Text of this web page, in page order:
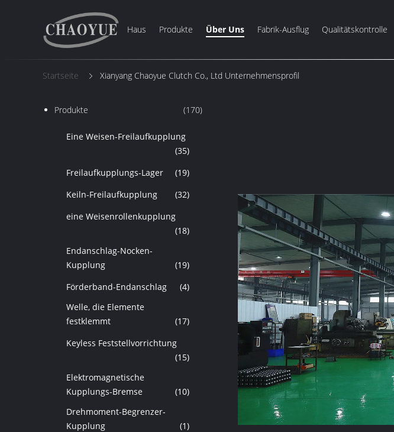
Haus Produkte Über Uns Fabrik-Ausflug Qualitätskontrolle
Startseite Xianyang Chaoyue Clutch Co., Ltd Unternehmensprofil
Produkte (170)
Eine Weisen-Freilaufkupplung
(35)
Freilaufkupplungs-Lager
(19)
Keiln-Freilaufkupplung
(32)
eine Weisenrollenkupplung
(18)
Endanschlag-Nocken-
Kupplung
(19)
Förderband-Endanschlag
(4)
Welle, die Elemente
festklemmt
(17)
Keyless Feststellvorrichtung
(15)
Elektromagnetische
Kupplungs-Bremse
(10)
Drehmoment-Begrenzer-
Kupplung
(1)